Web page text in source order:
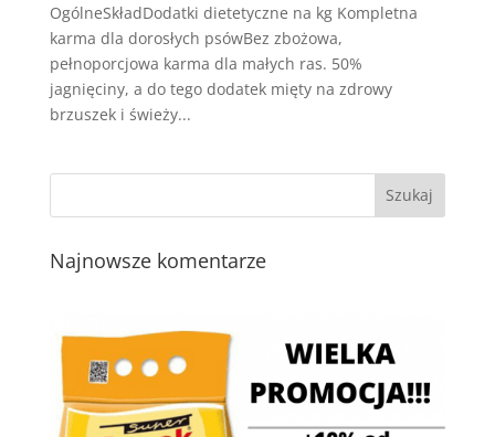
OgólneSkładDodatki dietetyczne na kg Kompletna
karma dla dorosłych psówBez zbożowa,
pełnoporcjowa karma dla małych ras. 50%
jagnięciny, a do tego dodatek mięty na zdrowy
brzuszek i świeży...
Najnowsze komentarze